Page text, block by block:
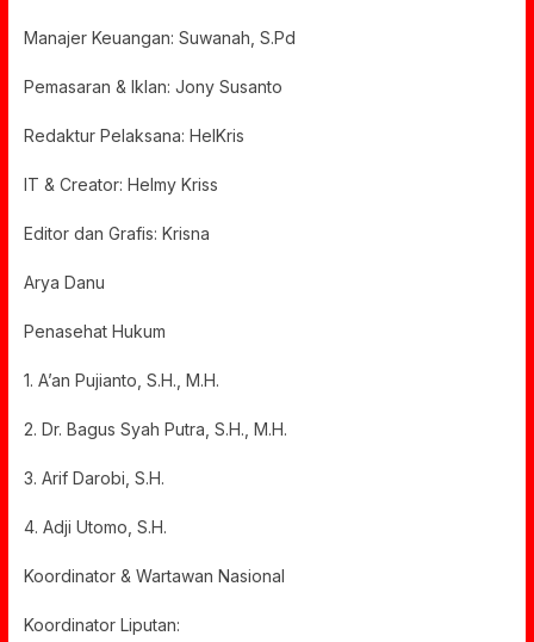
Manajer Keuangan: Suwanah, S.Pd
Pemasaran & Iklan: Jony Susanto
Redaktur Pelaksana: HelKris
IT & Creator: Helmy Kriss
Editor dan Grafis: Krisna
Arya Danu
Penasehat Hukum
1. A’an Pujianto, S.H., M.H.
2. Dr. Bagus Syah Putra, S.H., M.H.
3. Arif Darobi, S.H.
4. Adji Utomo, S.H.
Koordinator & Wartawan Nasional
Koordinator Liputan: